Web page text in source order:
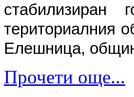
стабилизиран
териториалния
Елешница,
Прочети още...